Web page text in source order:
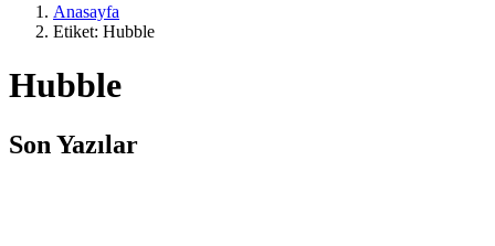
Anasayfa
Etiket: Hubble
Hubble
Son Yazılar